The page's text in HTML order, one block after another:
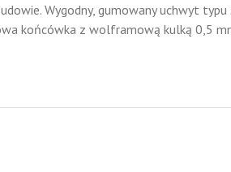
Wygodny, gumowany uchwyt
końcówka z wolframową kulką 0,5